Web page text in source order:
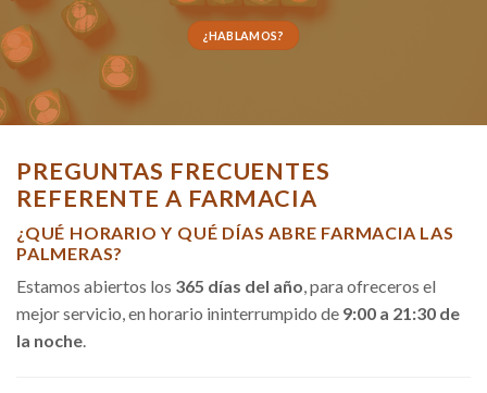
¿HABLAMOS?
PREGUNTAS FRECUENTES
REFERENTE A FARMACIA
¿QUÉ HORARIO Y QUÉ DÍAS ABRE FARMACIA LAS
PALMERAS?
Estamos abiertos los 365 días del año, para ofreceros el
mejor servicio, en horario ininterrumpido de 9:00 a 21:30 de
la noche.